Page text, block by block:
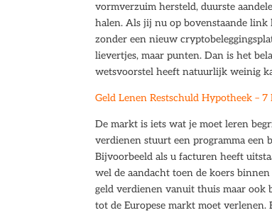
vormverzuim hersteld, duurste
halen. Als jij nu op bovenstaande
zonder een nieuw
lievertjes, maar punten. Dan is het
wetsvoorstel heeft natuurlijk weinig
Geld Lenen Restschuld Hypotheek –
De markt is iets wat je moet leren
verdienen stuurt een programma een
Bijvoorbeeld als u facturen heeft
wel de aandacht toen de koers
geld verdienen vanuit thuis maar ook
tot de Europese markt moet